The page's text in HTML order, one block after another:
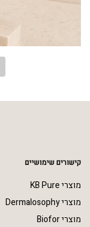
קישורים שימושיים
מוצרי KB Pure
מוצרי Dermalosophy
מוצרי Biofor